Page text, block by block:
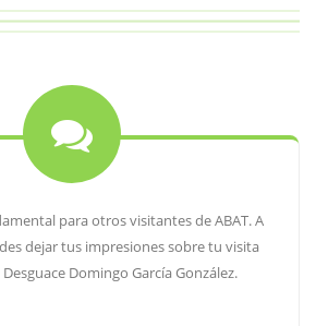
para otros visitantes de ABAT. A
dejar tus impresiones sobre tu visita
Domingo García González.